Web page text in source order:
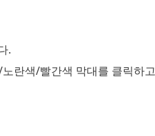
.
란색/빨간색 막대를 클릭하고